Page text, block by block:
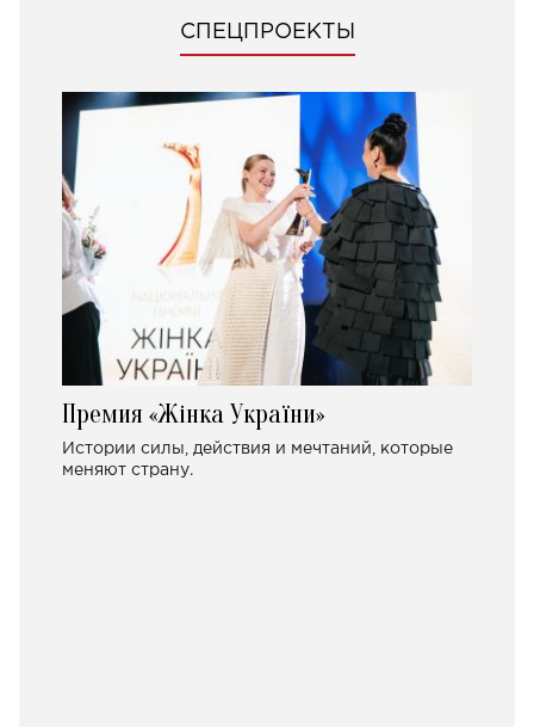
СПЕЦПРОЕКТЫ
Премия «Жінка України»
Истории силы, действия и мечтаний, которые
меняют страну.